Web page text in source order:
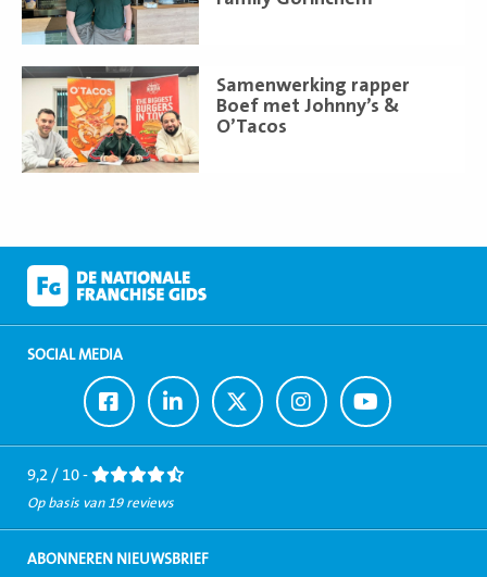
Samenwerking rapper
Boef met Johnny’s &
O’Tacos
Lees
meer
SOCIAL MEDIA
Ga
naar
Facebook
Ga
naar
LinkedIn
Ga
naar
Twitter
Ga
naar
Instagram
Ga
naar
Youtube
9,2 / 10 -
Op basis van 19 reviews
ABONNEREN NIEUWSBRIEF